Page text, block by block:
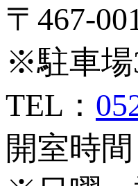
〒467-
※駐車場
TEL：
開室時